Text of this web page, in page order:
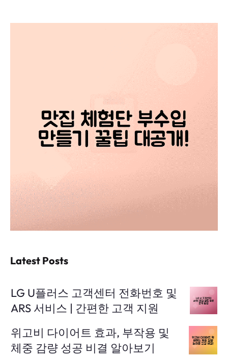
Latest Posts
LG U플러스 고객센터 전화번호 및
ARS 서비스 | 간편한 고객 지원
위고비 다이어트 효과, 부작용 및
체중 감량 성공 비결 알아보기